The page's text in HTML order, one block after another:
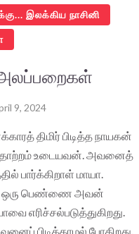
இலக்கிய நாசினி
9, 2024
திமிர் பிடித்த நாயகன்
தோற்றம் உடையவன். அவனைத்
பார்க்கிறாள் மாயா.
ஒரு பெண்ணை அவன்
எரிச்சல்படுத்துகிறது.
பிடிக்காமல் போகிறது.